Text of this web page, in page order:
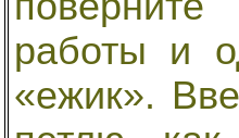
работы и
«ежик».